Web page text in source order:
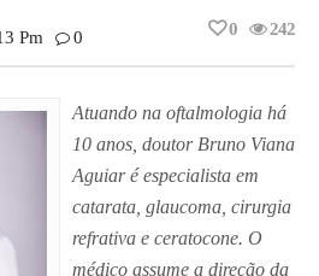
Pm
0 242
0
Atuando na oftalmologia há
10 anos, doutor Bruno Viana
Aguiar é especialista em
catarata, glaucoma, cirurgia
refrativa e ceratocone. O
médico assume a direção da